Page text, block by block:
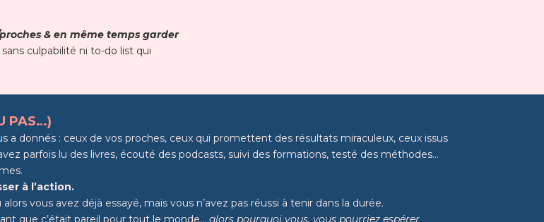
& en même temps garder
culpabilité ni to-do list qui
PAS…)
a donnés : ceux de vos proches, ceux qui promettent des résultats miraculeux, ceux issus
parfois lu des livres, écouté des podcasts, suivi des formations, testé des méthodes…
à l’action.
alors vous avez déjà essayé, mais vous n’avez pas réussi à tenir dans la durée.
que c’était pareil pour tout le monde…alors pourquoi vous, vous pourriez espérer